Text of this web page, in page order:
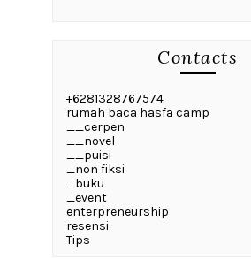
Contacts
+6281328767574
rumah baca hasfa camp
__cerpen
__novel
__puisi
_non fiksi
_buku
_event
enterpreneurship
resensi
Tips